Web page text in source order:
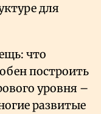
для
что
построить
уровня –
развитые